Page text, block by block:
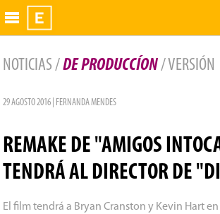
Exhibidor
NOTICIAS /DE PRODUCCÍON/ VERSIÓN
29 AGOSTO 2016 | FERNANDA MENDES
REMAKE DE "AMIGOS
TENDRÁ AL DIRECTOR DE
El film tendrá a Bryan Cranston y Kevin Hart